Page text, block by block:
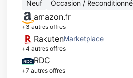
Neuf Occasion / Reconditionné
amazon.fr
+3 autres offres
RakutenMarketplace
+4 autres offres
RDC
+7 autres offres